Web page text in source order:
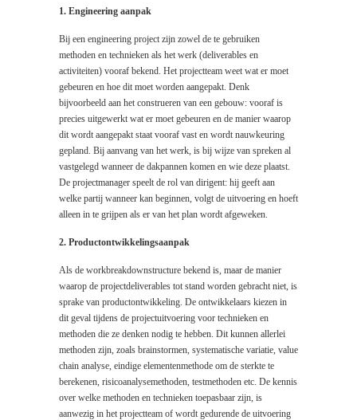
1. Engineering aanpak
Bij een engineering project zijn zowel de te gebruiken
methoden en technieken als het werk (deliverables en
activiteiten) vooraf bekend. Het projectteam weet wat er moet
gebeuren en hoe dit moet worden aangepakt. Denk
bijvoorbeeld aan het construeren van een gebouw: vooraf is
precies uitgewerkt wat er moet gebeuren en de manier waarop
dit wordt aangepakt staat vooraf vast en wordt nauwkeuring
gepland. Bij aanvang van het werk, is bij wijze van spreken al
vastgelegd wanneer de dakpannen komen en wie deze plaatst.
De projectmanager speelt de rol van dirigent: hij geeft aan
welke partij wanneer kan beginnen, volgt de uitvoering en hoeft
alleen in te grijpen als er van het plan wordt afgeweken.
2. Productontwikkelingsaanpak
Als de workbreakdownstructure bekend is, maar de manier
waarop de projectdeliverables tot stand worden gebracht niet, is
sprake van productontwikkeling. De ontwikkelaars kiezen in
dit geval tijdens de projectuitvoering voor technieken en
methoden die ze denken nodig te hebben. Dit kunnen allerlei
methoden zijn, zoals brainstormen, systematische variatie, value
chain analyse, eindige elementenmethode om de sterkte te
berekenen, risicoanalysemethoden, testmethoden etc. De kennis
over welke methoden en technieken toepasbaar zijn, is
aanwezig in het projectteam of wordt gedurende de uitvoering